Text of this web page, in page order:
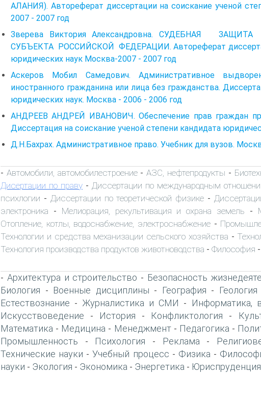
АЛАНИЯ). Автореферат диссертации на соискание ученой
2007 - 2007 год
Зверева Виктория Александровна. СУДЕБНАЯ
СУБЪЕКТА РОССИЙСКОЙ ФЕДЕРАЦИИ. Автореферат
юридических наук Москва-2007 - 2007 год
Аскеров Мобил Самедович. Административное
иностранного гражданина или лица без гражданства.
юридических наук. Москва - 2006 - 2006 год
АНДРЕЕВ АНДРЕЙ ИВАНОВИЧ. Обеспечение прав граждан
Диссертация на соискание ученой степени кандидата
Д.Н.Бахрах. Административное право. Учебник для вузов.
- Автомобили, автомобилестроение-АЗС, нефтепродукты -
Дисертации по праву- Диссертации по международным
психлогии - Диссертации по теоретической физике -
электроника - Мелиорация, рекультивация и охрана земель -
Отопление, котлы, водоснабжение, электроснабжение-
Технологии и средства механизации сельского хозяйства -
Технология производства продуктов животноводства - Философия -
- Архитектура и строительство - Безопасность
Биология - Военные дисциплины - География - Геология
Естествознание - Журналистика и СМИ -
Информатика,
Искусствоведение - История - Конфликтология -
Математика - Медицина - Менеджмент- Педагогика -
Промышленность - Психология - Реклама -
Технические науки -Учебный процесс - Физика -
науки - Экология - Экономика - Энергетика - Юриспруденция